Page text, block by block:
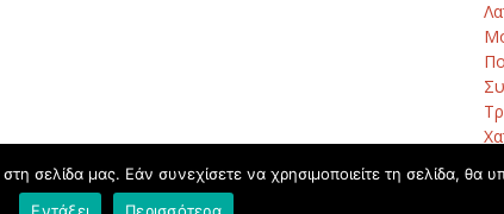
πρωτιά στη Βιέννη για την Παιδική -Νεανική Χορωδία «Άγ.
σελίδα μας. Εάν συνεχίσετε να χρησιμοποιείτε τη σελίδα, θα
Εντάξει
Περισσότερα